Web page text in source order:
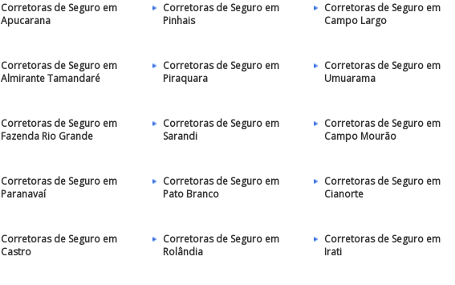
Corretoras de Seguro em
Apucarana
Corretoras de Seguro em
Pinhais
Corretoras de Seguro em
Campo Largo
Corretoras de Seguro em
Almirante Tamandaré
Corretoras de Seguro em
Piraquara
Corretoras de Seguro em
Umuarama
Corretoras de Seguro em
Fazenda Rio Grande
Corretoras de Seguro em
Sarandi
Corretoras de Seguro em
Campo Mourão
Corretoras de Seguro em
Paranavaí
Corretoras de Seguro em
Pato Branco
Corretoras de Seguro em
Cianorte
Corretoras de Seguro em
Castro
Corretoras de Seguro em
Rolândia
Corretoras de Seguro em
Irati